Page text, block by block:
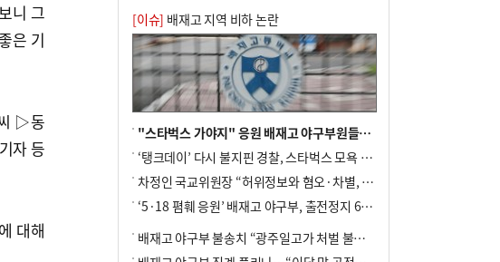
니 그
은 기
▷동
자 등
대해
[이슈] 배재고 지역 비하 논란
"스타벅스 가야지" 응원 배재고 야구부원들, 학교서 징계 처분
‘탱크데이’ 다시 불지핀 경찰, 스타벅스 모욕 혐의 압수수색
차정인 국교위원장 “허위정보와 혐오·차별, 학교 교실까지 유입"
‘5·18 폄훼 응원’ 배재고 야구부, 출전정지 6개월→1개월 감경
배재고 야구부 불송치 “광주일고가 처벌 불원 의사 표해”